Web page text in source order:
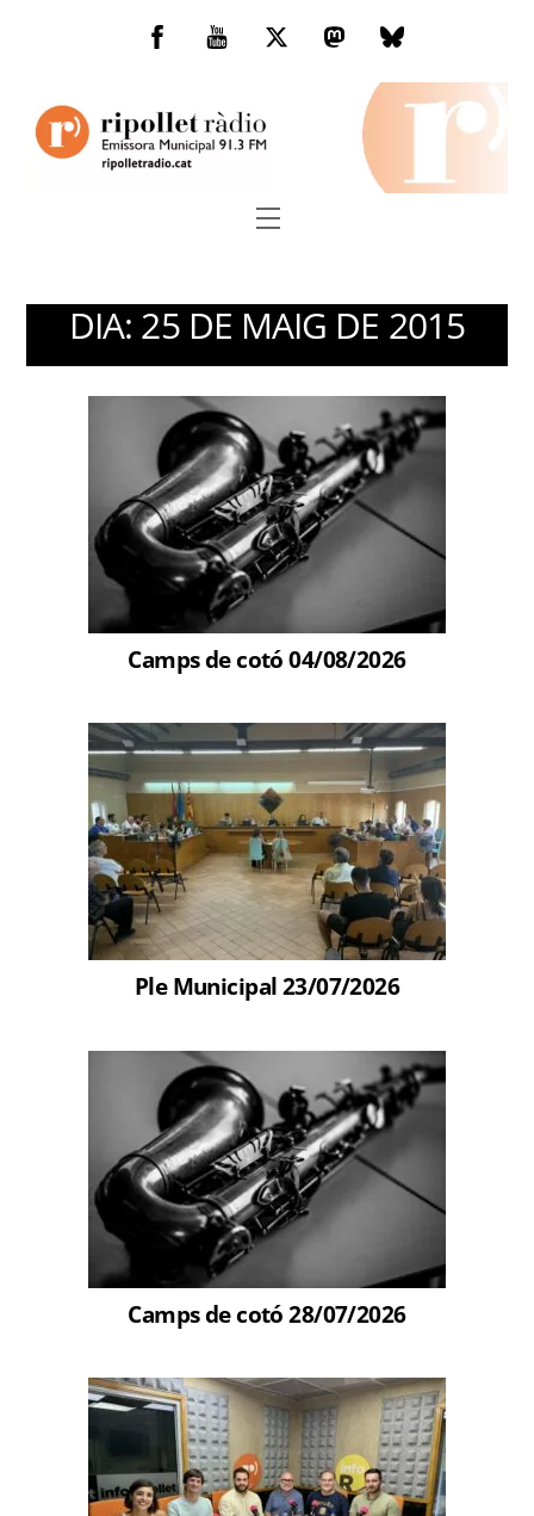
Facebook
You
TwitterMastodonBluesky
Menu
DIA: 25 DE MAIG DE 2015
Camps de cotó 04/08/2026
Ple Municipal 23/07/2026
Camps de cotó 28/07/2026